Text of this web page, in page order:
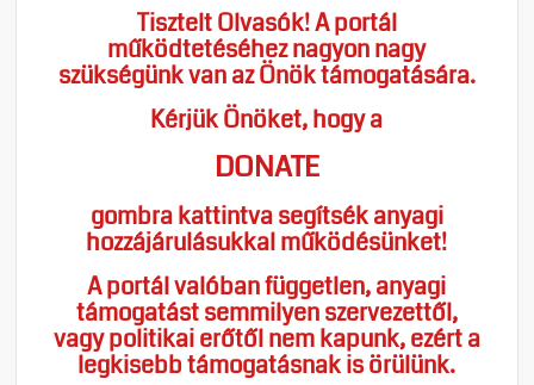
Tisztelt Olvasók! A portál
működtetéséhez nagyon nagy
szükségünk van az Önök támogatására.
Kérjük Önöket, hogy a
DONATE
gombra kattintva segítsék anyagi
hozzájárulásukkal működésünket!
A portál valóban független, anyagi
támogatást semmilyen szervezettől,
vagy politikai erőtől nem kapunk, ezért a
legkisebb támogatásnak is örülünk.